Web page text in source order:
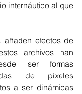
internáutico al que
añaden efectos de
archivos han
ser formas
de píxeles
a ser dinámicas